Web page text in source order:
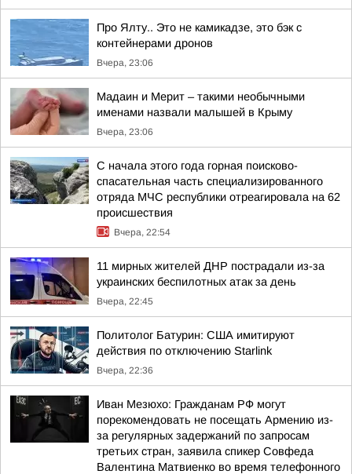
Про Ялту.. Это не камикадзе, это бэк с
контейнерами дронов
Вчера, 23:06
Мадаин и Мерит – такими необычными
именами назвали малышей в Крыму
Вчера, 23:06
С начала этого года горная поисково-
спасательная часть специализированного
отряда МЧС республики отреагировала на 62
происшествия
Вчера, 22:54
11 мирных жителей ДНР пострадали из-за
украинских беспилотных атак за день
Вчера, 22:45
Политолог Батурин: США имитируют
действия по отключению Starlink
Вчера, 22:36
Иван Мезюхо: Гражданам РФ могут
порекомендовать не посещать Армению из-
за регулярных задержаний по запросам
третьих стран, заявила спикер Совфеда
Валентина Матвиенко во время телефонного